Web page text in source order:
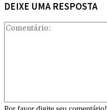
DEIXE UMA RESPOSTA